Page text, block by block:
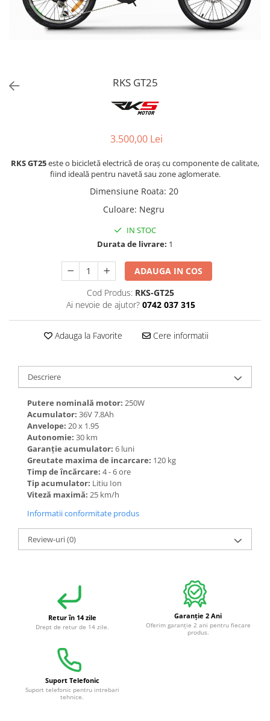
RKS GT25
3.500,00 Lei
RKS GT25este o bicicletă electrică de oraș cu componente de calitate,
fiind ideală pentru navetă sau zone aglomerate.
Dimensiune Roata: 20
Culoare: Negru
IN STOC
Durata de livrare: 1
ADAUGA IN COS
Cod Produs: RKS-GT25
Ai nevoie de ajutor? 0742 037 315
Adauga la Favorite Cere informatii
Descriere
Putere nominală motor: 250W
Acumulator: 36V 7.8Ah
Anvelope: 20 x 1.95
Autonomie: 30 km
Garanție acumulator: 6 luni
Greutate maxima de incarcare: 120 kg
Timp de încărcare: 4 - 6 ore
Tip acumulator: Litiu Ion
Viteză maximă: 25 km/h
Informatii conformitate produs
Review-uri(0)
Retur în 14 zile
Drept de retur de 14 zile.
Garanție 2 Ani
Oferim garanție 2 ani pentru fiecare
produs.
Suport Telefonic
Suport telefonic pentru intrebari
tehnice.